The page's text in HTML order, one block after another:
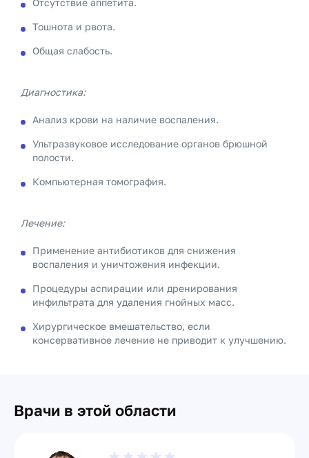
Отсутствие аппетита.
Тошнота и рвота.
Общая слабость.
Диагностика:
Анализ крови на наличие воспаления.
Ультразвуковое исследование органов брюшной
полости.
Компьютерная томография.
Лечение:
Применение антибиотиков для снижения
воспаления и уничтожения инфекции.
Процедуры аспирации или дренирования
инфильтрата для удаления гнойных масс.
Хирургическое вмешательство, если
консервативное лечение не приводит к улучшению.
Врачи в этой области